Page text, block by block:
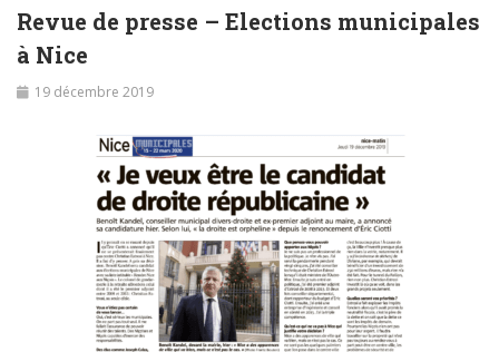
Revue de presse – Elections municipales
à Nice
19 décembre 2019